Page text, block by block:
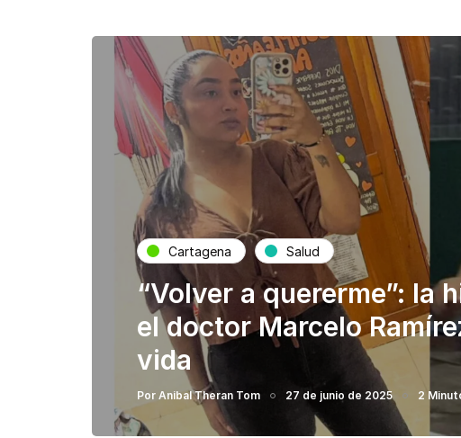
Cartagena Salud
“Volver a quererme”: la
el doctor Marcelo
vida
Por Anibal Theran Tom 27 de junio de 2025 2